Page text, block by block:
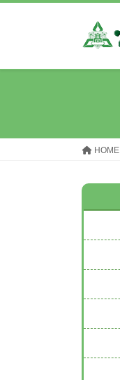
ッ
移
HOME